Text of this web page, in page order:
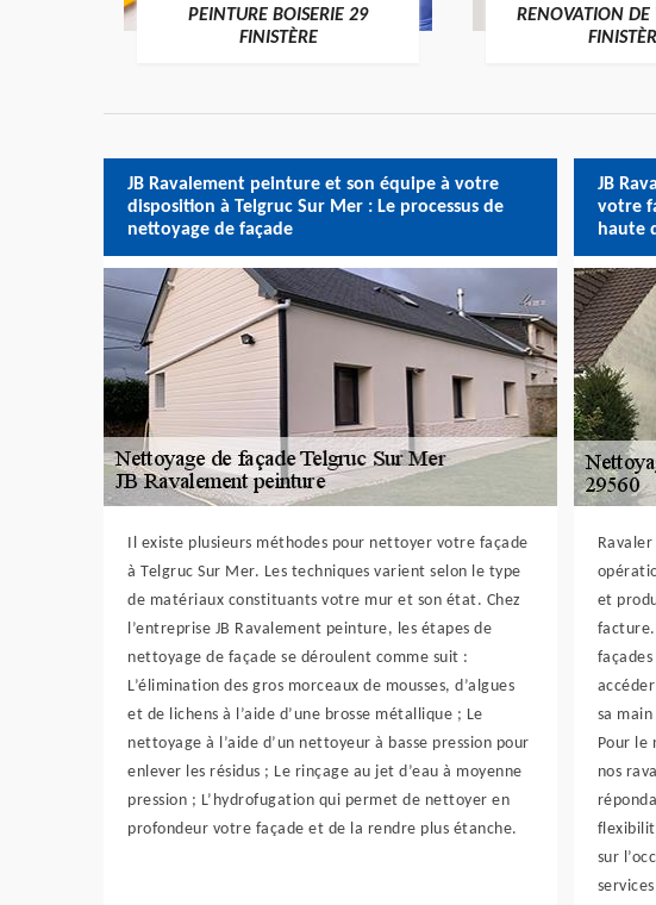
PEINTURE BOISERIE 29
FINISTÈRE
RENOVATION DE
JB Ravalement peinture et son équipe à votre
disposition à Telgruc Sur Mer : Le processus de
nettoyage de façade
Il existe plusieurs méthodes pour nettoyer votre façade
à Telgruc Sur Mer. Les techniques varient selon le type
de matériaux constituants votre mur et son état. Chez
l’entreprise JB Ravalement peinture, les étapes de
nettoyage de façade se déroulent comme suit :
L’élimination des gros morceaux de mousses, d’algues
et de lichens à l’aide d’une brosse métallique ; Le
nettoyage à l’aide d’un nettoyeur à basse pression pour
enlever les résidus ; Le rinçage au jet d’eau à moyenne
pression ; L’hydrofugation qui permet de nettoyer en
profondeur votre façade et de la rendre plus étanche.
JB
votre
haute
et
facture.
sa
Pour le
nos
sur